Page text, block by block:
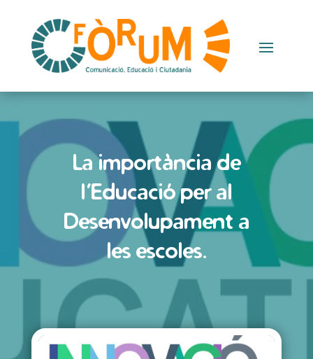
La importància de
l’Educació per al
Desenvolupament a
les escoles.